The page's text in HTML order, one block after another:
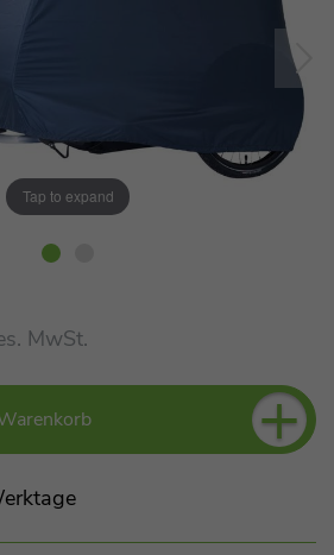
Tap to expand
MwSt.
+